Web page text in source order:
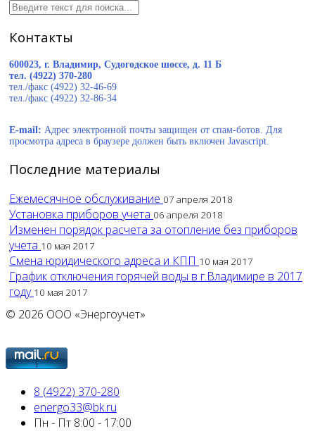
Контакты
600023, г. Владимир, Судогодское шоссе, д. 11 Б
тел. (4922) 370-280
тел./факс (4922) 32-46-69
тел./факс (4922) 32-86-34
E-mail: Адрес электронной почты защищен от спам-ботов. Для
просмотра адреса в браузере должен быть включен Javascript.
Последние материалы
Ежемесячное обслуживание 07 апреля 2018
Установка приборов учета 06 апреля 2018
Изменен порядок расчета за отопление без приборов
учета 10 мая 2017
Смена юридического адреса и КПП 10 мая 2017
График отключения горячей воды в г.Владимире в 2017
году 10 мая 2017
© 2026 ООО «Энергоучет»
8 (4922) 370-280
energo33@bk.ru
Пн - Пт 8:00 - 17:00